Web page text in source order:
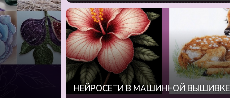
НЕЙРОСЕТИ В МАШИННОЙ ВЫШИВКЕ